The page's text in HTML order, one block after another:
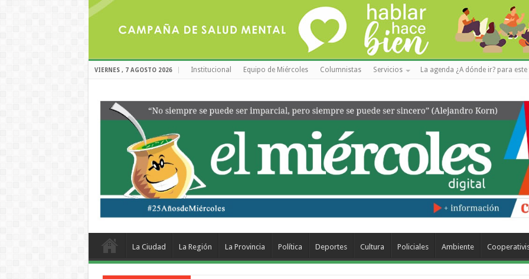
VIERNES , 7 AGOSTO 2026 Institucional Equipo de Miércoles Columnistas Servicios La agenda ¿A dónde ir? para este
La Ciudad La Región La Provincia Política Deportes Cultura Policiales Ambiente